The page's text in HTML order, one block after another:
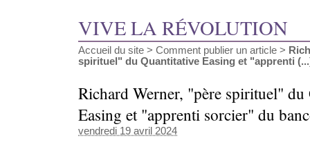
VIVE LA RÉVOLUTION
Accueil du site > Comment publier un article >
spirituel" du Quantitative Easing et "apprenti
Richard Werner, "père spirituel" du
Easing et "apprenti sorcier" du
vendredi 19 avril 2024